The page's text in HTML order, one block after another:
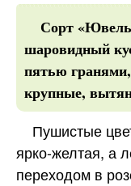
Сорт
шаровидный
пятью
крупные,
Пушистые
ярко-желтая, а
переходом в